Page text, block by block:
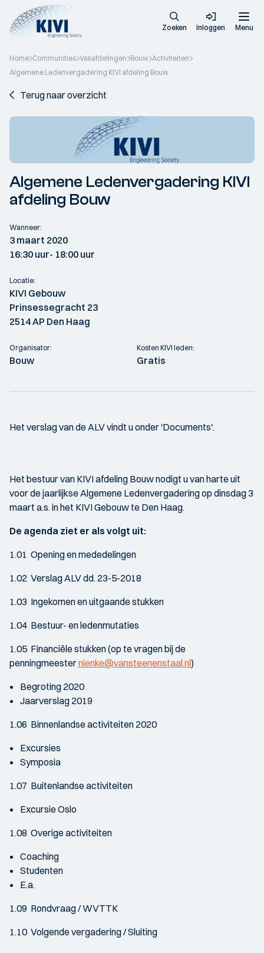
Zoeken Inloggen Menu
Home Communities Vakafdelingen Bouw Activiteiten
Algemene Ledenvergadering KIVI afdeling Bouw
Terug naar overzicht
Algemene Ledenvergadering KIVI
afdeling Bouw
Wanneer:
3 maart 2020
16:30 uur- 18:00 uur
Locatie:
KIVI Gebouw
Prinsessegracht 23
2514 AP Den Haag
Organisator:
Bouw
Kosten KIVI leden:
Gratis
Het verslag van de ALV vindt u onder 'Documents'.
Het bestuur van KIVI afdeling Bouw nodigt u van harte uit
voor de jaarlijkse Algemene Ledenvergadering op dinsdag 3
maart a.s. in het KIVI Gebouw te Den Haag.
De agenda ziet er als volgt uit:
1.01 Opening en mededelingen
1.02 Verslag ALV dd. 23-5-2018
1.03 Ingekomen en uitgaande stukken
1.04 Bestuur- en ledenmutaties
1.05 Financiële stukken (op te vragen bij de
penningmeesternienke@vansteenenstaal.nl)
Begroting 2020
Jaarverslag 2019
1.06 Binnenlandse activiteiten 2020
Excursies
Symposia
1.07 Buitenlandse activiteiten
Excursie Oslo
1.08 Overige activiteiten
Coaching
Studenten
E.a.
1.09 Rondvraag / WVTTK
1.10 Volgende vergadering / Sluiting